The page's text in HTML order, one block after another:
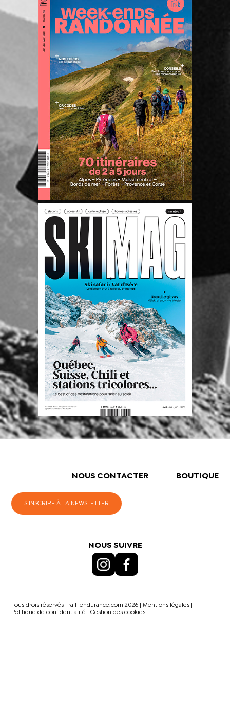
NOUS CONTACTER BOUTIQUE
S'INSCRIRE À LA NEWSLETTER
NOUS SUIVRE
Tous drois réservés Trail-endurance.com 2026 |Mentions légales
Politique de confidentialité
|Gestion des cookies